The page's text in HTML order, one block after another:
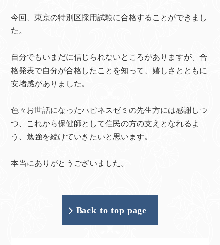
今回、東京の特別区採用試験に合格することができまし
た。
自分でもいまだに信じられないところがありますが、合
格発表で自分が合格したことを知って、嬉しさとともに
安堵感がありました。
色々お世話になったハピネスゼミの先生方には感謝しつ
つ、これから保健師として住民の方の支えとなれるよ
う、勉強を続けていきたいと思います。
本当にありがとうございました。
Back to top page